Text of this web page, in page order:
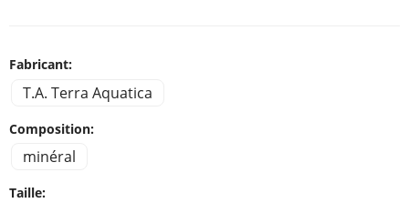
Fabricant:
T.A. Terra Aquatica
Composition:
minéral
Taille: